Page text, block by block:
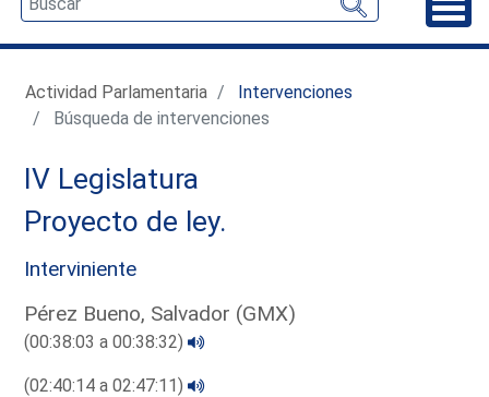
Actividad Parlamentaria
Intervenciones
Búsqueda de intervenciones
IV Legislatura
Proyecto de ley.
Interviniente
Pérez Bueno, Salvador (GMX)
(00:38:03 a 00:38:32)
(02:40:14 a 02:47:11)